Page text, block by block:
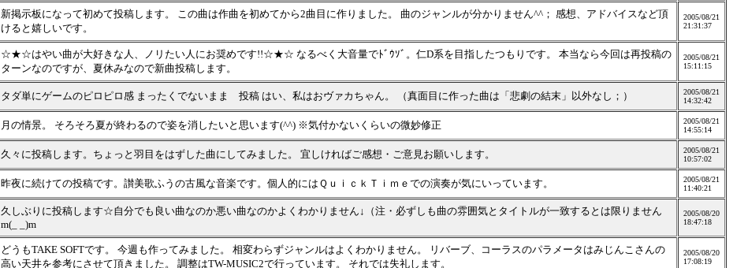
新掲示板になって初めて投稿します。 この曲は作曲を初めてから2曲目に作りました。 曲のジャンルが分かりません^^； 感想、アドバイスなど頂
けると嬉しいです。
2005/08/21
21:31:37
☆★☆はやい曲が大好きな人、ノリたい人にお奨めです!!☆★☆ なるべく大音量でﾄﾞｳｿﾞ。仁D系を目指したつもりです。 本当なら今回は再投稿の
ターンなのですが、夏休みなので新曲投稿します。
2005/08/21
15:11:15
タダ単にゲームのピロピロ感 まったくでないまま 投稿 はい、私はおヴァカちゃん。 （真面目に作った曲は「悲劇の結末」以外なし；）
2005/08/21
14:32:42
月の情景。 そろそろ夏が終わるので姿を消したいと思います(^^) ※気付かないくらいの微妙修正
2005/08/21
14:55:14
久々に投稿します。ちょっと羽目をはずした曲にしてみました。 宜しければご感想・ご意見お願いします。
2005/08/21
10:57:02
昨夜に続けての投稿です。讃美歌ふうの古風な音楽です。個人的にはＱｕｉｃｋＴｉｍｅでの演奏が気にいっています。
2005/08/21
11:40:21
久しぶりに投稿します☆自分でも良い曲なのか悪い曲なのかよくわかりません↓（注・必ずしも曲の雰囲気とタイトルが一致するとは限りません
m(_ _)m
2005/08/20
18:47:18
どうもTAKE SOFTです。 今週も作ってみました。 相変わらずジャンルはよくわかりません。 リバーブ、コーラスのパラメータはみじんこさんの
高い天井を参考にさせて頂きました。 調整はTW-MUSIC2で行っています。 それでは失礼します。
2005/08/20
17:08:19